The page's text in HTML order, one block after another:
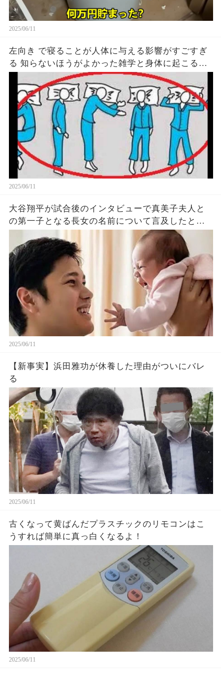
2025/06/11
左向き で寝ることが人体に与える影響がすごすぎ
る 知らないほうがよかった雑学と身体に起こる現
象がヤバい… 驚くべき 大人の 面白いけど知ると後
悔
2025/06/11
大谷翔平が試合後のインタビューで真美子夫人と
の第一子となる長女の名前について言及したと話
題に！山本由伸や佐々木朗希は知ってそう！
2025/06/11
【新事実】浜田雅功が休養した理由がついにバレ
る
2025/06/11
古くなって黄ばんだプラスチックのリモコンはこ
うすれば簡単に真っ白くなるよ！
2025/06/11